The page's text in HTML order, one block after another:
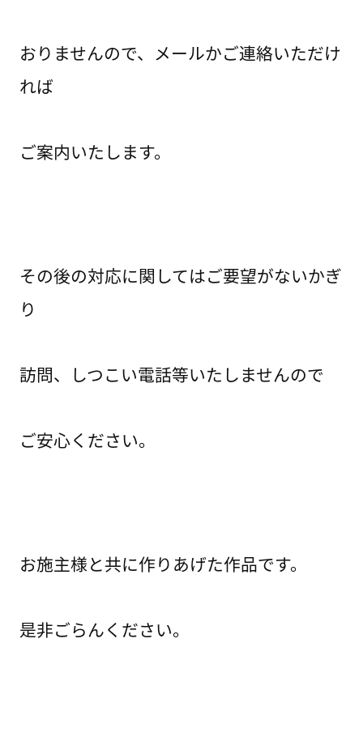
おりませんので、メールかご連絡いただけ
れば
ご案内いたします。
その後の対応に関してはご要望がないかぎ
り
訪問、しつこい電話等いたしませんので
ご安心ください。
お施主様と共に作りあげた作品です。
是非ごらんください。